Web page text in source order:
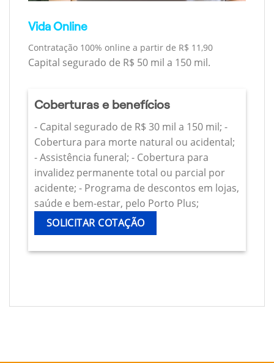
Vida Online
Contratação 100% online a partir de R$ 11,90
Capital segurado de R$ 50 mil a 150 mil.
Coberturas e benefícios
- Capital segurado de R$ 30 mil a 150 mil; -
Cobertura para morte natural ou acidental;
- Assistência funeral; - Cobertura para
invalidez permanente total ou parcial por
acidente; - Programa de descontos em lojas,
saúde e bem-estar, pelo Porto Plus;
SOLICITAR COTAÇÃO